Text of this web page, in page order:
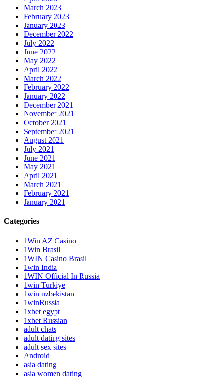
March 2023
February 2023
January 2023
December 2022
July 2022
June 2022
May 2022
April 2022
March 2022
February 2022
January 2022
December 2021
November 2021
October 2021
September 2021
August 2021
July 2021
June 2021
May 2021
April 2021
March 2021
February 2021
January 2021
Categories
1Win AZ Casino
1Win Brasil
1WIN Casino Brasil
1win India
1WIN Official In Russia
1win Turkiye
1win uzbekistan
1winRussia
1xbet egypt
1xbet Russian
adult chats
adult dating sites
adult sex sites
Android
asia dating
asia women dating